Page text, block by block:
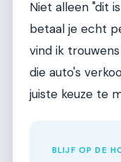
Niet alleen "dit
betaal je echt
vind ik
die auto's
juiste keuze te
BLIJF OP DE